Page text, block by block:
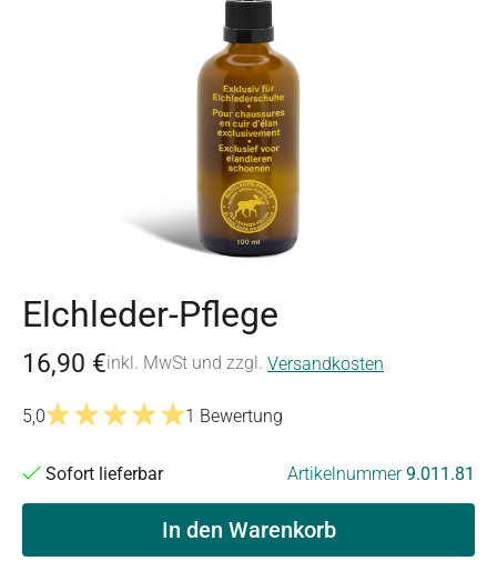
Elchleder-Pflege
16,90 €inkl. MwSt und zzgl. Versandkosten
5,0
1 Bewertung
Sofort lieferbar Artikelnummer9.011.81
In den Warenkorb